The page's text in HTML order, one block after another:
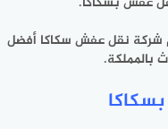
شركة نقل عفش سكاكا أفضل
بالمملكة.